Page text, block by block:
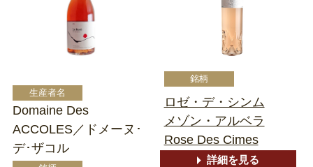
Domaine Des
ACCOLES／ドメーヌ･
デ･ザコル
ロゼ・デ・シンム
メゾン・アルベラ
Rose Des Cimes
詳細を見る